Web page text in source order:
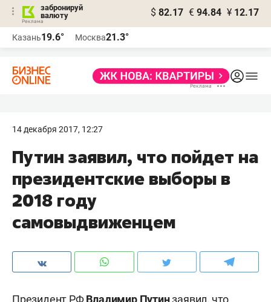
забронируй
валюту
$ 82.17 € 94.84 ¥ 12.17
Казань19.6° Москва21.3°
14 декабря 2017, 12:27
Путин заявил, что пойдет на
президентские выборы в
2018 году
самовыдвиженцем
Президент РФВладимир Путинзаявил, что